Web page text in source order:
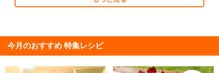
今月のおすすめ 特集レシピ